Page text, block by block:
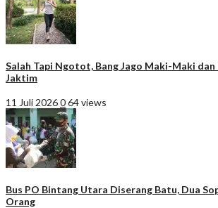
Salah Tapi Ngotot, Bang Jago Maki-Maki
Jaktim
11 Juli 2026064 views
Bus PO Bintang Utara Diserang Batu, Dua
Orang